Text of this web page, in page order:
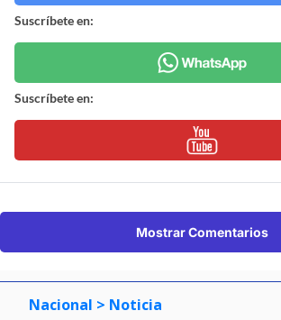
Suscríbete en:
Suscríbete en:
Mostrar Comentarios
Nacional > Noticia